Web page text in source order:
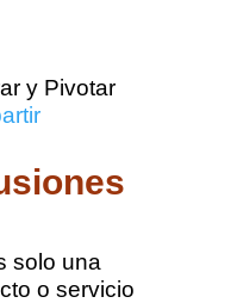
y Pivotar
solo una
o servicio